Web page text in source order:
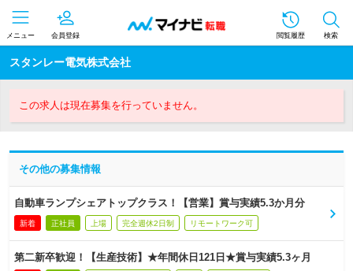
メニュー 会員登録 閲覧履歴 検索
スタンレー電気株式会社
この求人は現在募集を行っていません。
その他の募集情報
自動車ランプシェアトップクラス！【営業】賞与実績5.3か月分
新着 正社員 上場 完全週休2日制 リモートワーク可
第二新卒歓迎！【生産技術】★年間休日121日★賞与実績5.3ヶ月